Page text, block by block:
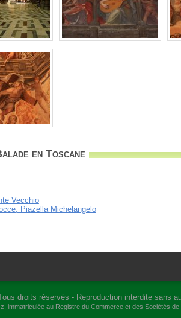
en Toscane
Vecchio
Piazella Michelangelo
droits réservés - Reproduction interdite sans
, immatriculée au Registre du Commerce et des Sociétés